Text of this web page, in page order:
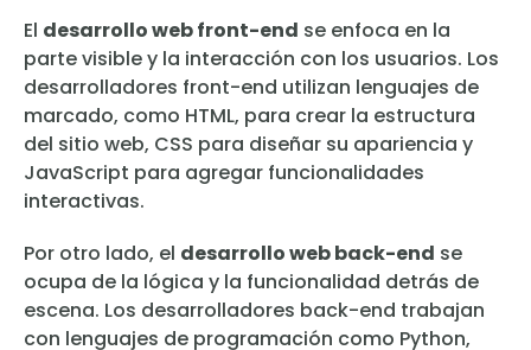
El desarrollo web front-end se enfoca en la
parte visible y la interacción con los usuarios. Los
desarrolladores front-end utilizan lenguajes de
marcado, como HTML, para crear la estructura
del sitio web, CSS para diseñar su apariencia y
JavaScript para agregar funcionalidades
interactivas.
Por otro lado, el desarrollo web back-end se
ocupa de la lógica y la funcionalidad detrás de
escena. Los desarrolladores back-end trabajan
con lenguajes de programación como Python,